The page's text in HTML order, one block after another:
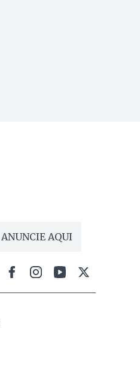
ANUNCIE AQUI